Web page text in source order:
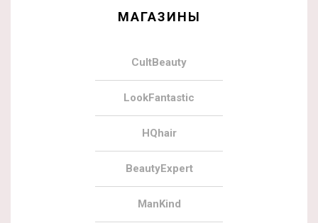
МАГАЗИНЫ
CultBeauty
LookFantastic
HQhair
BeautyExpert
ManKind